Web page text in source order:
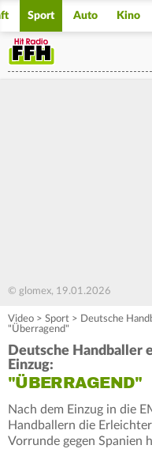
Sport Auto Kino
© glomex, 19.01.2026
Video > Sport > Deutsche
"Überragend"
Deutsche Handballer
Einzug:
"ÜBERRAGEND"
Nach dem Einzug in die
Handballern die
Vorrunde gegen Spanien